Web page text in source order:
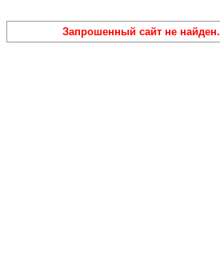
Запрошенный сайт не найден.